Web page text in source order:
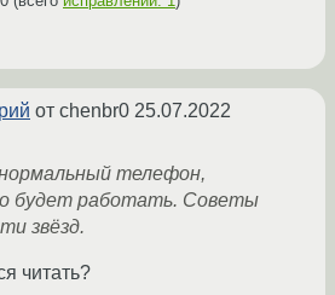
от chenbr0 25.07.2022
телефон,
будет работать. Советы
звёзд.
читать?